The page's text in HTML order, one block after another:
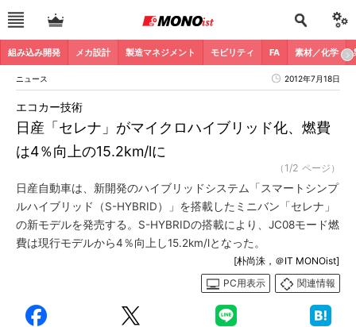
組み込み開発 メカ設計 製造マネジメント モビリティ FA 素材／化学
ニュース 2012年7月18日
日産「セレナ」がマイクロハイブリッド化、燃費
は4％向上の15.2km/lに
エコカー技術
（1/2 ページ）
日産自動車は、新開発のハイブリッドシステム「スマートシンプ
ルハイブリッド（S-HYBRID）」を搭載したミニバン「セレナ」
の新モデルを発売する。S-HYBRIDの搭載により、JC08モード燃
費は現行モデルから4％向上し15.2km/lとなった。
[朴尚洙，＠IT MONOist]
PC用表示
関連情報